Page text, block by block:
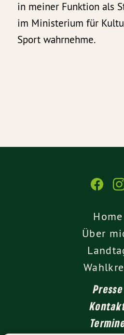
in meiner Funktion als
im Ministerium für
Sport wahrnehme.
Home
Über
Presse